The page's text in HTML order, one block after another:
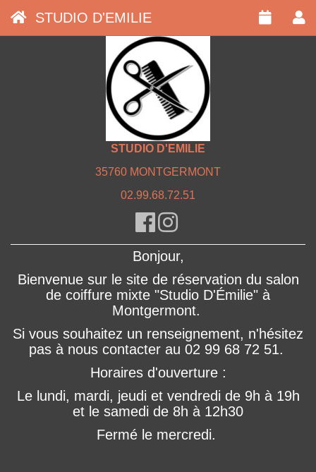
STUDIO D'EMILIE
35760 MONTGERMONT
02.99.68.72.51
Bonjour,
Bienvenue sur le site de réservation du salon
de coiffure mixte "Studio D'Émilie" à
Montgermont.
Si vous souhaitez un renseignement, n'hésitez
pas à nous contacter au 02 99 68 72 51.
Horaires d'ouverture :
Le lundi, mardi, jeudi et vendredi de 9h à 19h
et le samedi de 8h à 12h30
Fermé le mercredi.
STUDIO D'EMILIE